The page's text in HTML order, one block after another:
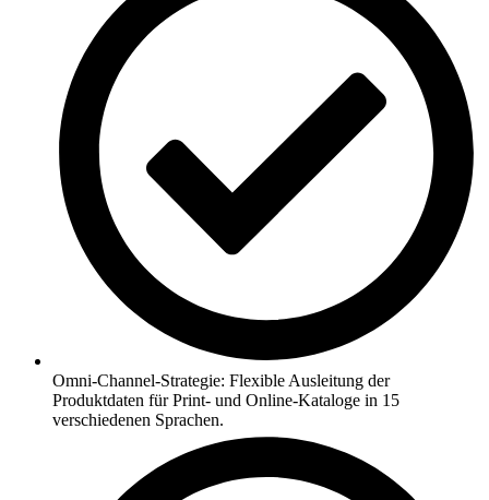
Omni-Channel-Strategie: Flexible Ausleitung der
Produktdaten für Print- und Online-Kataloge in 15
verschiedenen Sprachen.